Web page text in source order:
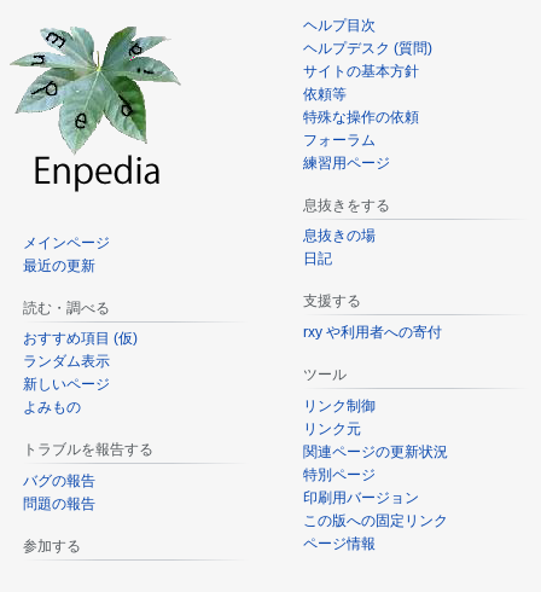
メインページ
最近の更新
読む・調べる
おすすめ項目 (仮)
ランダム表示
新しいページ
よみもの
トラブルを報告する
バグの報告
問題の報告
参加する
ヘルプ目次
ヘルプデスク (質問)
サイトの基本方針
依頼等
特殊な操作の依頼
フォーラム
練習用ページ
息抜きをする
息抜きの場
日記
支援する
rxy や利用者への寄付
ツール
リンク制御
リンク元
関連ページの更新状況
特別ページ
印刷用バージョン
この版への固定リンク
ページ情報